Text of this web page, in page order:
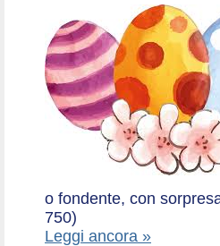
o fondente, con
750)
Leggi ancora »